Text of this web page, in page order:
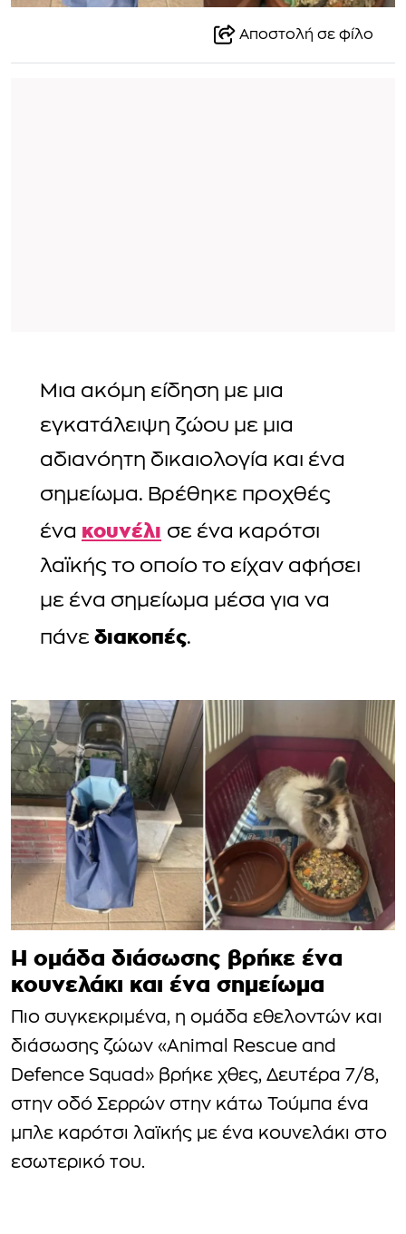
Αποστολή σε φίλο
Μια ακόμη είδηση με μια
εγκατάλειψη ζώου με μια
αδιανόητη δικαιολογία και ένα
σημείωμα. Βρέθηκε προχθές
ένα κουνέλι σε ένα καρότσι
λαϊκής το οποίο το είχαν αφήσει
με ένα σημείωμα μέσα για να
πάνε διακοπές.
Η ομάδα διάσωσης βρήκε ένα
κουνελάκι και ένα σημείωμα
Πιο συγκεκριμένα, η ομάδα εθελοντών και
διάσωσης ζώων «Animal Rescue and
Defence Squad» βρήκε χθες, Δευτέρα 7/8,
στην οδό Σερρών στην κάτω Τούμπα ένα
μπλε καρότσι λαϊκής με ένα κουνελάκι στο
εσωτερικό του.